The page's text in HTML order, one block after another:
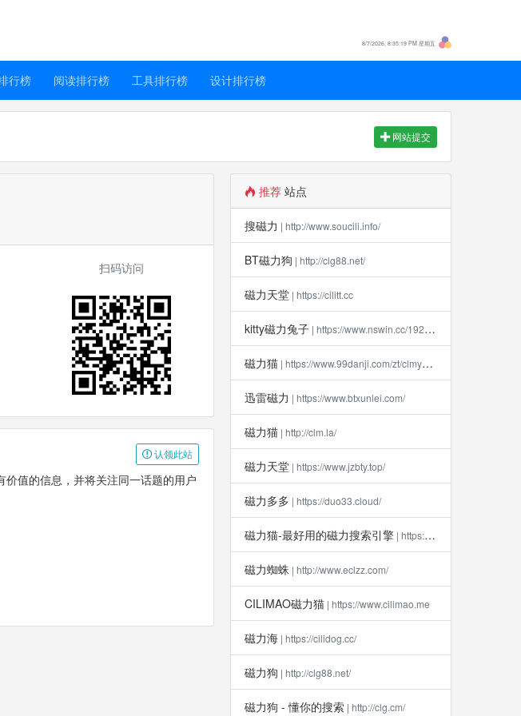
8/7/2026, 8:35:19 PM 星期五
行榜 阅读排行榜 工具排行榜 设计排行榜
网站提交
扫码访问
认领此站
值的信息，并将关注同一话题的用户
推荐 站点
搜磁力 | http://www.soucili.info/
BT磁力狗 | http://clg88.net/
磁力天堂 | https://cilitt.cc
kitty磁力兔子 | https://www.nswin.cc/19270.html
磁力猫 | https://www.99danji.com/zt/clmykxz/
迅雷磁力 | https://www.btxunlei.com/
磁力猫 | http://clm.la​/
磁力天堂 | https://www.jzbty.top/
磁力多多 | https://duo33.cloud/
磁力猫-最好用的磁力搜索引擎 | https://clm112.xyz
磁力蜘蛛 | http://www.eclzz.com/
CILIMAO磁力猫 | https://www.cilimao.me
磁力海 | https://cilidog.cc/
磁力狗 | http://clg88.net/
磁力狗 - 懂你的搜索 | http://clg.cm/